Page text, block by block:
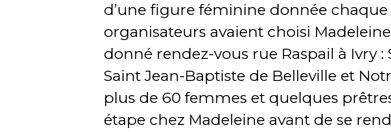
d’une figure féminine donnée chaque
organisateurs avaient choisi
donné rendez-vous rue Raspail à Ivry
Saint Jean-Baptiste de Belleville et
plus de 60 femmes et quelques
étape chez Madeleine avant de se